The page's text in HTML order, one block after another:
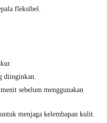
fleksibel.
diinginkan.
sebelum menggunakan
menjaga kelembapan kulit.